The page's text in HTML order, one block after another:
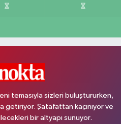
temasıyla sizleri buluştururken,
getiriyor. Şatafattan kaçınıyor ve
bir altyapı sunuyor.